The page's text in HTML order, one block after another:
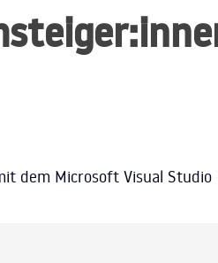
dem Microsoft Visual Studio